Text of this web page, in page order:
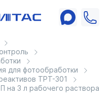
для фотообработки
ТРТ-301
на 3 л рабочего раствора